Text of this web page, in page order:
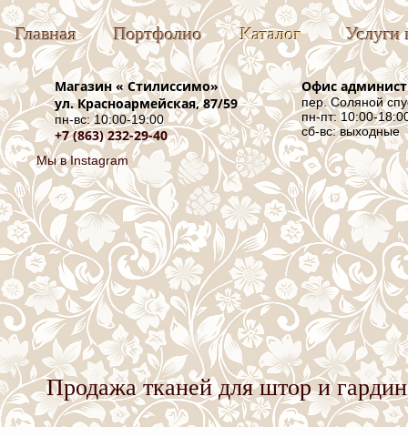
Главная Портфолио Каталог Услуги
Магазин «Стилиссимо»
ул. Красноармейская, 87/59
пн-вс: 10:00-19:00
+7 (863) 232-29-40
Мы в Instagram
Офис
пер. Соляной
пн-пт: 10:00-
сб-вс: выходные
Продажа тканей для штор и